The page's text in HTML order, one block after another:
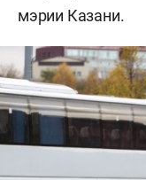
мэрии Казани.